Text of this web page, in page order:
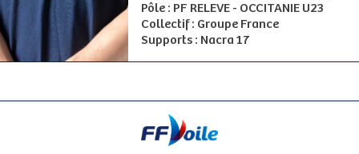
Pôle : PF RELEVE - OCCITANIE U23
Collectif : Groupe France
Supports : Nacra 17